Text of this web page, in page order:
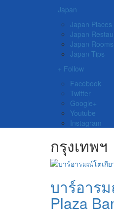
Japan
Japan Places
Japan
Japan Rooms
Japan Tips
Follow
Facebook
Twitter
Google+
Youtube
Instagram
กรุงเทพฯ
บาร์อาร
Plaza